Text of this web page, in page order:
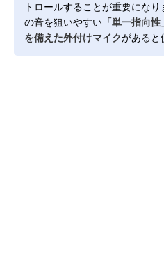
トロールすることが重要にな
の音を狙いやすい 「単一指向
を備えた外付けマイクがあると